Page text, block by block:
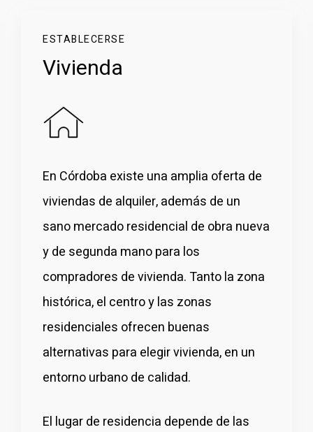
ESTABLECERSE
Vivienda
En Córdoba existe una amplia oferta de
viviendas de alquiler, además de un
sano mercado residencial de obra nueva
y de segunda mano para los
compradores de vivienda. Tanto la zona
histórica, el centro y las zonas
residenciales ofrecen buenas
alternativas para elegir vivienda, en un
entorno urbano de calidad.
El lugar de residencia depende de las